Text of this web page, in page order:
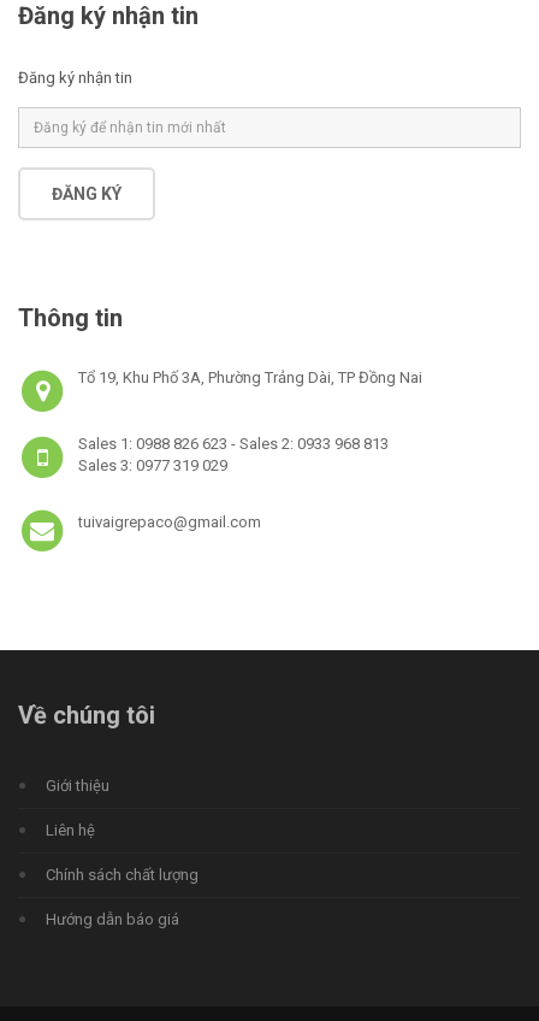
Đăng ký nhận tin
Đăng ký nhận tin
ĐĂNG KÝ
Thông tin
Tổ 19, Khu Phố 3A, Phường Trảng Dài, TP Đồng Nai
Sales 1: 0988 826 623 - Sales 2: 0933 968 813
Sales 3: 0977 319 029
tuivaigrepaco@gmail.com
Về chúng tôi
Giới thiệu
Liên hệ
Chính sách chất lượng
Hướng dẫn báo giá